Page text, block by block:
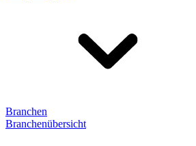
Branchen
Branchenübersicht